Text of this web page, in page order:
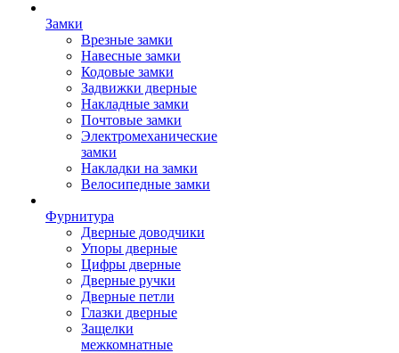
Замки
Врезные замки
Навесные замки
Кодовые замки
Задвижки дверные
Накладные замки
Почтовые замки
Электромеханические
замки
Накладки на замки
Велосипедные замки
Фурнитура
Дверные доводчики
Упоры дверные
Цифры дверные
Дверные ручки
Дверные петли
Глазки дверные
Защелки
межкомнатные